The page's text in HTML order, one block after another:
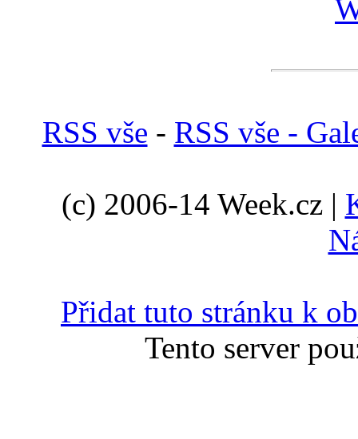
RSS vše - RSS vše -
(c) 2006-14 Week.cz |
Přidat tuto stránku k
Tento server